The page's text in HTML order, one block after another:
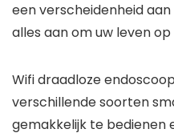
een verscheidenheid
alles aan om uw leven
Wifi draadloze
verschillende soorten
gemakkelijk te bedienen